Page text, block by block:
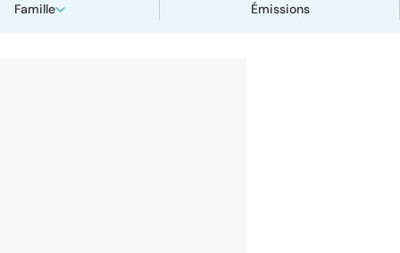
Famille Émissions